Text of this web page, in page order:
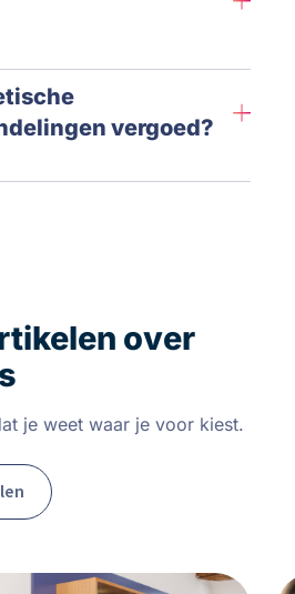
vergoed?
over
je weet waar je voor kiest.